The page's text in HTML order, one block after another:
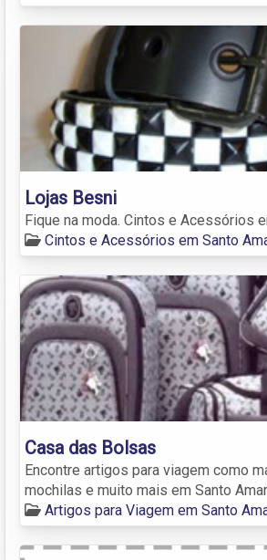
Lojas Besni
Fique na moda. Cintos e Acessórios
Cintos e Acessórios em Santo
Casa das Bolsas
Encontre artigos para viagem como
mochilas e muito mais em Santo
Artigos para Viagem em Santo